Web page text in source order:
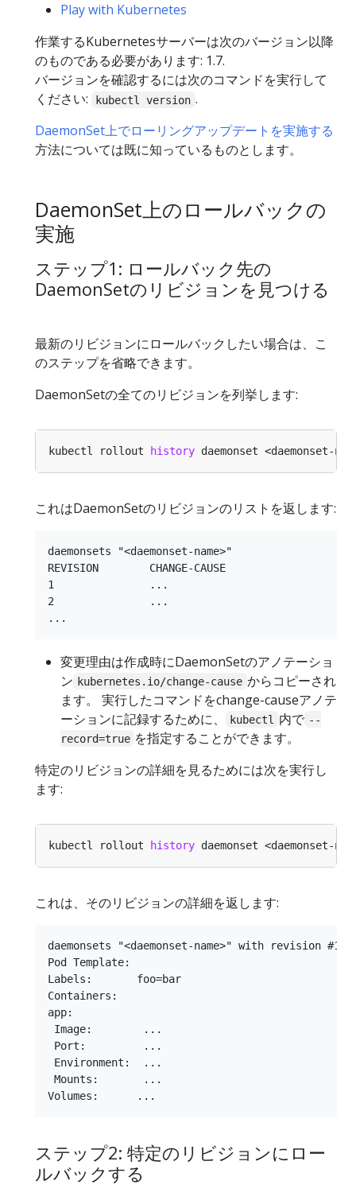
Play with Kubernetes
作業するKubernetesサーバーは次のバージョン以降
のものである必要があります: 1.7.
バージョンを確認するには次のコマンドを実行して
ください:
kubectl version .
DaemonSet上でローリングアップデートを実施する
方法については既に知っているものとします。
DaemonSet上のロールバックの
実施
ステップ1: ロールバック先の
DaemonSetのリビジョンを見つける
最新のリビジョンにロールバックしたい場合は、こ
のステップを省略できます。
DaemonSetの全てのリビジョンを列挙します:
kubectl rollout history
これはDaemonSetのリビジョンのリストを返します:
daemonsets "<daemonset-name>"
REVISION        CHANGE-CAUSE
1               ...
2               ...
変更理由は作成時にDaemonSetのアノテーショ
ン kubernetes.io/change-cause からコピーされ
ます。 実行したコマンドをchange-causeアノテ
ーションに記録するために、
kubectl 内で --
record=true を指定することができます。
特定のリビジョンの詳細を見るためには次を実行し
ます:
kubectl rollout history daemonset <daemonset-
これは、そのリビジョンの詳細を返します:
daemonsets "<daemonset-name>" with revision #1
Pod Template:
Labels:       foo=bar
Containers:
app:
Image:        ...
Port:         ...
Environment:  ...
Mounts:       ...
ステップ2: 特定のリビジョンにロー
ルバックする